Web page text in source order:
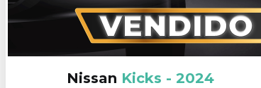
Nissan Kicks - 2024